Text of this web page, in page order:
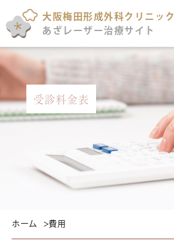
大阪梅田形成外科クリニック
あざレーザー治療サイト
受診料金表
ホーム >費用